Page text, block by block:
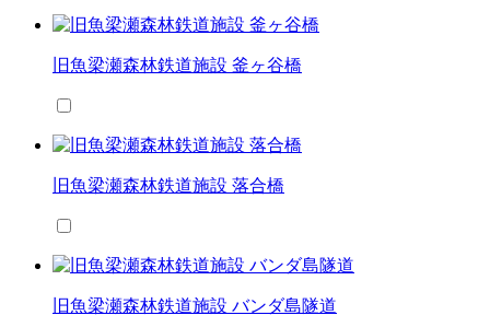
旧魚梁瀬森林鉄道施設 釜ヶ谷橋
旧魚梁瀬森林鉄道施設 落合橋
旧魚梁瀬森林鉄道施設 バンダ島隧道